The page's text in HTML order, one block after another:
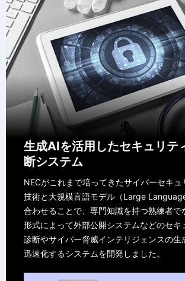
生成AIを活用したセキュリテ
断システム
NECがこれまで培ってきたサイバーセキ
技術と大規模言語モデル（Large
合わせることで、専門知識を持つ熟練者で
形式によって外部公開システムなどのセキ
診断やサイバー脅威インテリジェンスの生
迅速化するシステムを開発しました。